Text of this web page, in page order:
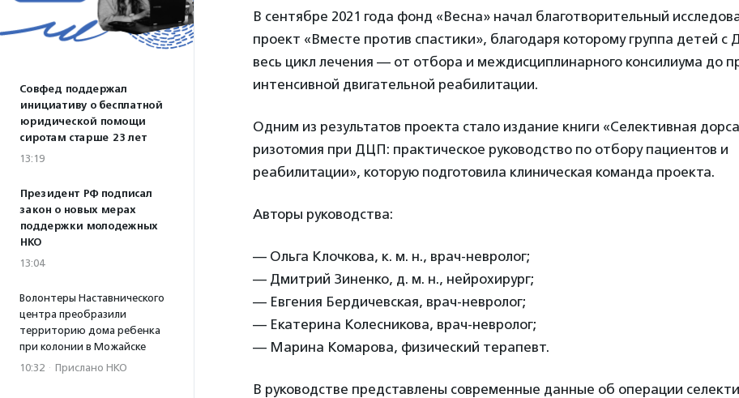
Совфед поддержал
инициативу о бесплатной
юридической помощи
сиротам старше 23 лет
13:19
Президент РФ подписал
закон о новых мерах
поддержки молодежных
НКО
13:04
Волонтеры Наставнического
центра преобразили
территорию дома ребенка
при колонии в Можайске
10:32 · Прислано НКО
В сентябре 2021 года фонд «Весна» начал благотворительный
проект «Вместе против спастики», благодаря которому группа детей
весь цикл лечения — от отбора и междисциплинарного консилиума до
интенсивной двигательной реабилитации.
Одним из результатов проекта стало издание книги «Селективная
ризотомия при ДЦП: практическое руководство по отбору пациентов и
реабилитации», которую подготовила клиническая команда проекта.
Авторы руководства:
— Ольга Клочкова, к. м. н., врач-невролог;
— Дмитрий Зиненко, д. м. н., нейрохирург;
— Евгения Бердичевская, врач-невролог;
— Екатерина Колесникова, врач-невролог;
— Марина Комарова, физический терапевт.
В руководстве представлены современные данные об операции